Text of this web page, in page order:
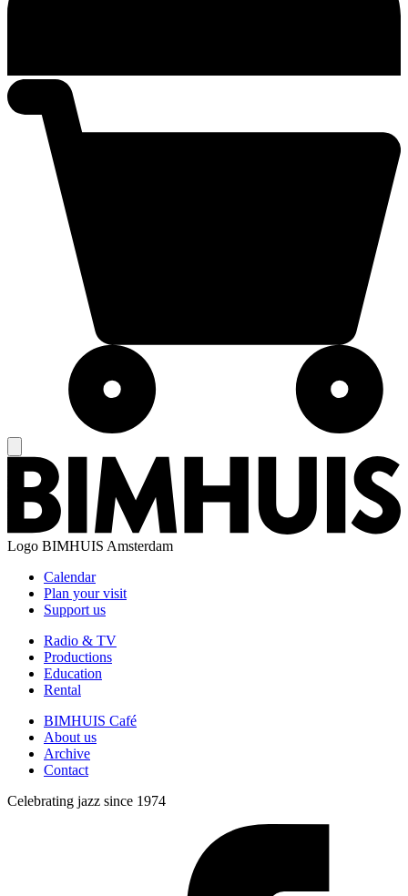
Logo BIMHUIS Amsterdam
Calendar
Plan your visit
Support us
Radio & TV
Productions
Education
Rental
BIMHUIS Café
About us
Archive
Contact
Celebrating jazz since 1974